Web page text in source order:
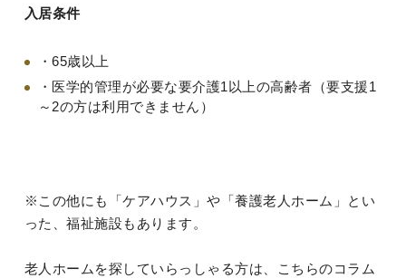
入居条件
・65歳以上
・医学的管理が必要な要介護1以上の高齢者（要支援1
～2の方は利用できません）
※この他にも「ケアハウス」や「養護老人ホーム」とい
った、福祉施設もあります。
老人ホームを探していらっしゃる方は、こちらのコラム